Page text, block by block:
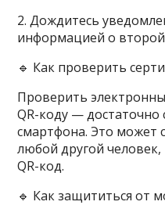
2. Дождитесь
информацией о
🔹 Как проверить
Проверить
QR-коду — достаточно
смартфона. Это может
любой другой
QR-код.
🔹 Как защититься от